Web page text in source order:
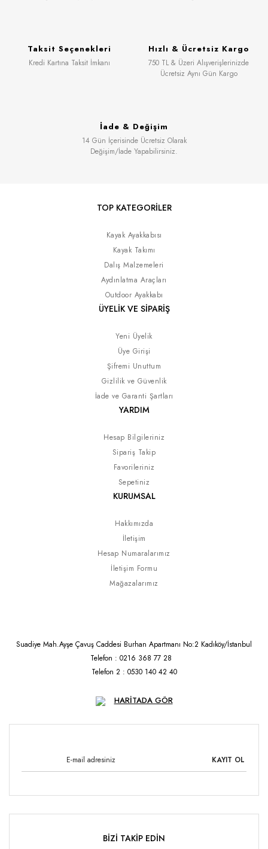
Taksit Seçenekleri
Kredi Kartına Taksit İmkanı
Hızlı & Ücretsiz Kargo
750 TL & Üzeri Alışverişlerinizde
Ücretsiz Aynı Gün Kargo
İade & Değişim
14 Gün İçerisinde Ücretsiz Olarak
Değişim/İade Yapabilirsiniz.
TOP KATEGORİLER
Kayak Ayakkabısı
Kayak Takımı
Dalış Malzemeleri
Aydınlatma Araçları
Outdoor Ayakkabı
ÜYELİK VE SİPARİŞ
Yeni Üyelik
Üye Girişi
Şifremi Unuttum
Gizlilik ve Güvenlik
İade ve Garanti Şartları
YARDIM
Hesap Bilgileriniz
Sipariş Takip
Favorileriniz
Sepetiniz
KURUMSAL
Hakkımızda
İletişim
Hesap Numaralarımız
İletişim Formu
Mağazalarımız
Suadiye Mah.Ayşe Çavuş Caddesi Burhan Apartmanı No:2 Kadıköy/İstanbul
Telefon : 0216 368 77 28
Telefon 2 : 0530 140 42 40
HARİTADA GÖR
KAYIT OL
BİZİ TAKİP EDİN